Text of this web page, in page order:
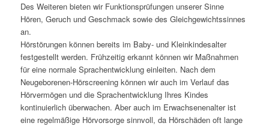
Des Weiteren bieten wir Funktionsprüfungen unserer Sinne
Hören, Geruch und Geschmack sowie des Gleichgewichtssinnes
an.
Hörstörungen können bereits im Baby- und Kleinkindesalter
festgestellt werden. Frühzeitig erkannt können wir Maßnahmen
für eine normale Sprachentwicklung einleiten. Nach dem
Neugeborenen-Hörscreening können wir auch im Verlauf das
Hörvermögen und die Sprachentwicklung Ihres Kindes
kontinuierlich überwachen. Aber auch im Erwachsenenalter ist
eine regelmäßige Hörvorsorge sinnvoll, da Hörschäden oft lange